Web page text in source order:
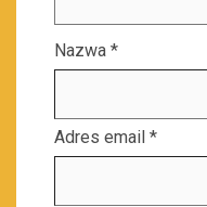
Nazwa *
Adres email *